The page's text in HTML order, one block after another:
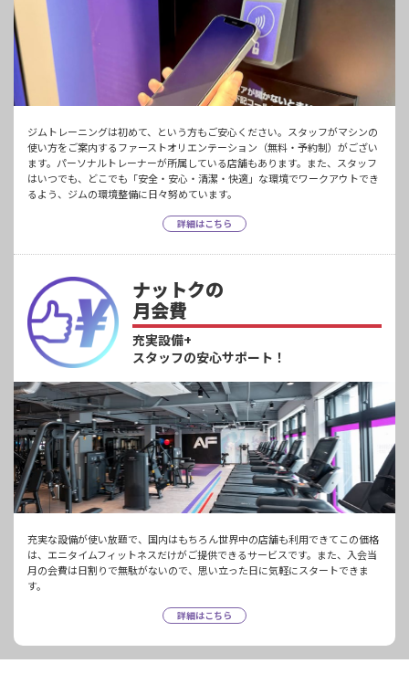
ジムトレーニングは初めて、という方もご安心ください。スタッフがマシンの
使い方をご案内するファーストオリエンテーション（無料・予約制）がござい
ます。パーソナルトレーナーが所属している店舗もあります。また、スタッフ
はいつでも、どこでも「安全・安心・清潔・快適」な環境でワークアウトでき
るよう、ジムの環境整備に日々努めています。
詳細はこちら
ナットクの
月会費
充実設備+
スタッフの安心サポート！
充実な設備が使い放題で、国内はもちろん世界中の店舗も利用できてこの価格
は、エニタイムフィットネスだけがご提供できるサービスです。また、入会当
月の会費は日割りで無駄がないので、思い立った日に気軽にスタートできま
す。
詳細はこちら